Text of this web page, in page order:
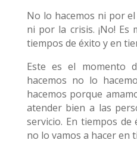
No lo hacemos ni por
ni por la crisis. ¡No! Es
tiempos de éxito y en
Este es el momento
hacemos no lo
hacemos porque
atender bien a las
servicio. En tiempos de
no lo vamos a hacer en